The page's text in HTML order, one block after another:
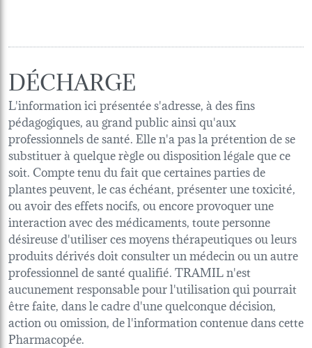
DÉCHARGE
L'information ici présentée s'adresse, à des fins
pédagogiques, au grand public ainsi qu'aux
professionnels de santé. Elle n'a pas la prétention de se
substituer à quelque règle ou disposition légale que ce
soit. Compte tenu du fait que certaines parties de
plantes peuvent, le cas échéant, présenter une toxicité,
ou avoir des effets nocifs, ou encore provoquer une
interaction avec des médicaments, toute personne
désireuse d'utiliser ces moyens thérapeutiques ou leurs
produits dérivés doit consulter un médecin ou un autre
professionnel de santé qualifié. TRAMIL n'est
aucunement responsable pour l'utilisation qui pourrait
être faite, dans le cadre d'une quelconque décision,
action ou omission, de l'information contenue dans cette
Pharmacopée.